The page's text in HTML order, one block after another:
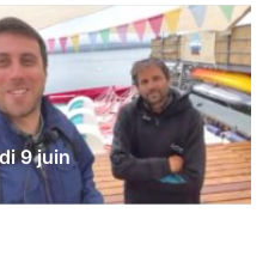
9 juin